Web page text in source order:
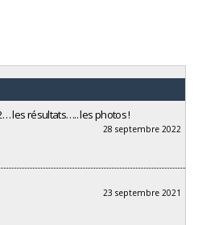
les résultats….. les photos !
28 septembre 2022
23 septembre 2021